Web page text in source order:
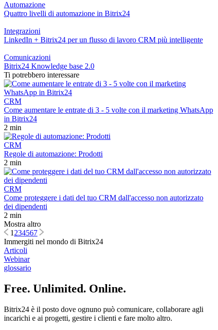
Automazione
Quattro livelli di automazione in Bitrix24
Integrazioni
LinkedIn + Bitrix24 per un flusso di lavoro CRM più intelligente
Comunicazioni
Bitrix24 Knowledge base 2.0
Ti potrebbero interessare
CRM
Come aumentare le entrate di 3 - 5 volte con il marketing WhatsApp
in Bitrix24
2 min
CRM
Regole di automazione: Prodotti
2 min
CRM
Come proteggere i dati del tuo CRM dall'accesso non autorizzato
dei dipendenti
2 min
Mostra altro
1234567
Immergiti nel mondo di Bitrix24
Articoli
Webinar
glossario
Free. Unlimited. Online.
Bitrix24 è il posto dove ognuno può comunicare, collaborare agli
incarichi e ai progetti, gestire i clienti e fare molto altro.